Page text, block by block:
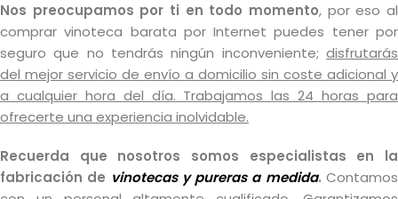
Nos preocupamos por ti en todo momento, por eso al
comprar vinoteca barata por Internet puedes tener por
seguro que no tendrás ningún inconveniente; disfrutarás
del mejor servicio de envío a domicilio sin coste adicional y
a cualquier hora del día. Trabajamos las 24 horas para
ofrecerte una experiencia inolvidable.
Recuerda que nosotros somos especialistas en la
fabricación de vinotecas y pureras a medida. Contamos